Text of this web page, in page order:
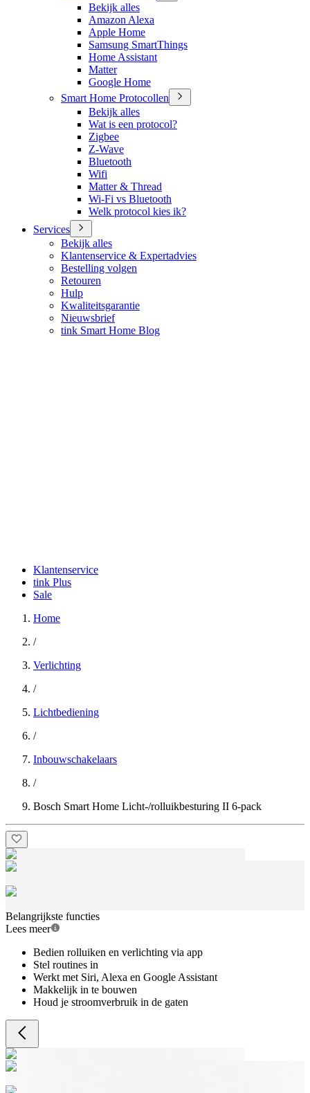
Bekijk alles
Amazon Alexa
Apple Home
Samsung SmartThings
Home Assistant
Matter
Google Home
Smart Home Protocollen
Bekijk alles
Wat is een protocol?
Zigbee
Z-Wave
Bluetooth
Wifi
Matter & Thread
Wi-Fi vs Bluetooth
Welk protocol kies ik?
Services
Bekijk alles
Klantenservice & Expertadvies
Bestelling volgen
Retouren
Hulp
Kwaliteitsgarantie
Nieuwsbrief
tink Smart Home Blog
Klantenservice
tink Plus
Sale
Home
/
Verlichting
/
Lichtbediening
/
Inbouwschakelaars
/
Bosch Smart Home Licht-/rolluikbesturing II 6-pack
Belangrijkste functies
Lees meer
Bedien rolluiken en verlichting via app
Stel routines in
Werkt met Siri, Alexa en Google Assistant
Makkelijk in te bouwen
Houd je stroomverbruik in de gaten